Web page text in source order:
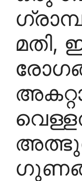
മതി,